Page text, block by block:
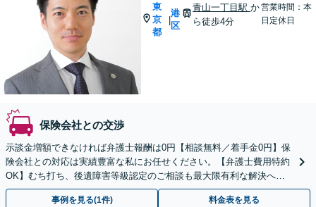
東
京
都
|
港
区
青山一丁目駅か
ら徒歩4分
営業時間：本
日定休日
保険会社との交渉
示談金増額できなければ弁護士報酬は0円【相談無料／着手金0円】保
険会社との対応は実績豊富な私にお任せください。【弁護士費用特約
OK】むち打ち、後遺障害等級認定のご相談も最大限有利な解決へ
【セカンドオピニオン可】あなたの権利を守ります
事例を見る(1件) 料金表を見る